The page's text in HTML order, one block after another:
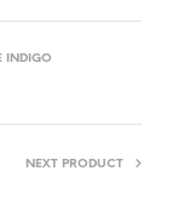
INDIGO
NEXT PRODUCT